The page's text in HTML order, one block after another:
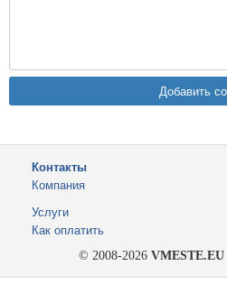
Контакты
Компания
Услуги
Как оплатить
© 2008-2026 VMESTE.EU